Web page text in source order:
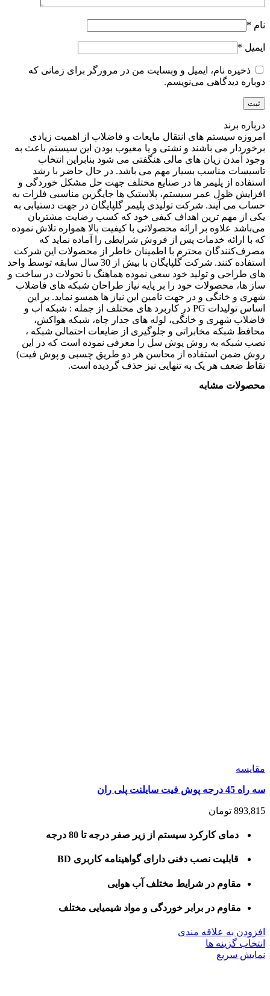
نام *
ایمیل *
ذخیره نام، ایمیل و وبسایت من در مرورگر برای زمانی که
دوباره دیدگاهی می‌نویسم.
درباره برند
امروزه سیستم های انتقال مایعات و فاضلاب از اهمیت زیادی
برخوردار می باشند و نشتی و یا معیوب بودن این سیستم باعث به
وجود آمدن زیان های مالی هنگفتی می شود بنابراین انتخاب
تاسیسات مناسب بسیار مهم می باشد. در حال حاضر با رشد
استفاده از پلیمر ها در صنایع مختلف جهت حل مشکل خوردگی و
افزایش ظول عمر سیستم، پلاستیک ها جایگزین مناسبی فلزات به
حساب می آیند. شرکت تولیدی پلیمر گلپایگان در جهت دستیابی به
یکی از مهم ترین اهداف کیفی خود که کسب رضایت مشتریان
می‌باشد علاوه بر ارائه محصولاتی با کیفیت بالا همواره تلاش نموده
که با ارائه خدمات پس‌ از فروش شرایطی را آماده نماید که
مصرف‌کنندگان محترم با اطمینان خاطر از محصولات این شرکت
استفاده کنند. شرکت گلپایگان با بیش از 30 سال سابقه توسط واحد
های طراحی و تولید خود سعی نموده هماهنگ با تحولات در ساخت و
ساز ها، محصولات خود را بر پایه نیاز طراحان شبکه های فاضلاب
شهری و خانگی و در جهت تامین این نیاز ها همسو نماید. بر این
اساس تولیدات PG در کاربرد های مختلف از جمله : شبکه آب و
فاضلاب شهری و خانگی، لوله های جدار چاه، شبکه هواکش،
محافظ شبکه مخابراتی و جلوگیری از ضایعات احتمالی شبکه ،
نصب شبکه به روش پوش سل را معرفی نموده است که در این
روش ضمن استفاده از محاسن هر دو طریق چسبی و پوش فیت)
نقاط ضعف هر یک به تنهایی نیز حذف گردیده است.
محصولات مشابه
مقايسه
سه راه 45 درجه پوش فیت سایلنت پلی ران
893,815 تومان
دمای کارکرد سیستم از زیر صفر درجه تا 80 درجه
قابلیت نصب دفنی دارای گواهینامه کاربری BD
مقاوم در شرایط مختلف آب هوایی
مقاوم در برابر خوردگی و مواد شیمیایی مختلف
افزودن به علاقه مندی
انتخاب گزینه ها
نمایش سریع